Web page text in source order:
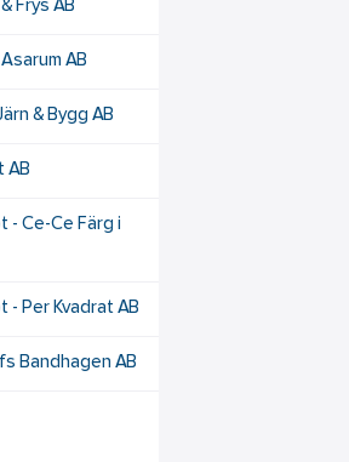
Frys AB
AB
& Bygg AB
AB
- Ce-Ce Färg i
Per Kvadrat AB
Bandhagen AB